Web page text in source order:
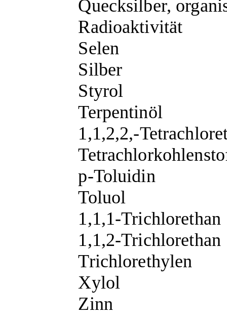
Quecksilber,
Radioaktivität
Selen
Silber
Styrol
Terpentinöl
1,1,2,2,-
p-Toluidin
Toluol
1,1,1-Trichlorethan
1,1,2-Trichlorethan
Trichlorethylen
Xylol
Zinn